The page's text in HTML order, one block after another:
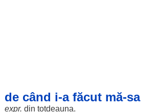
de când i-a făcut mă-sa
expr. din totdeauna.